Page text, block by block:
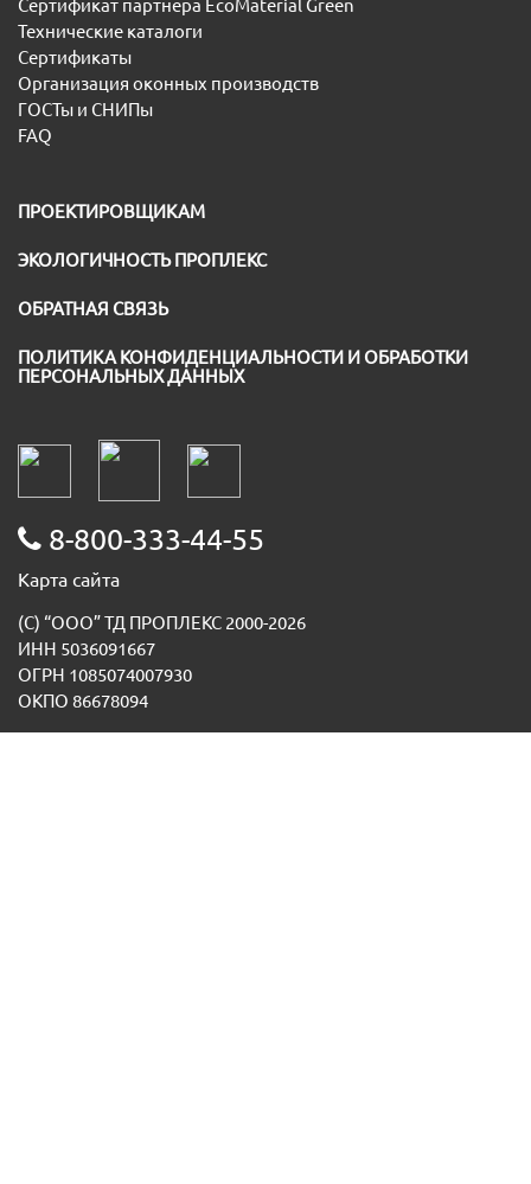
Сертификат партнера EcoMaterial Green
Технические каталоги
Сертификаты
Организация оконных производств
ГОСТы и СНИПы
FAQ
ПРОЕКТИРОВЩИКАМ
ЭКОЛОГИЧНОСТЬ ПРОПЛЕКС
ОБРАТНАЯ СВЯЗЬ
ПОЛИТИКА КОНФИДЕНЦИАЛЬНОСТИ И ОБРАБОТКИ
ПЕРСОНАЛЬНЫХ ДАННЫХ
8-800-333-44-55
Карта сайта
(С) “ООО” ТД ПРОПЛЕКС 2000-2026
ИНН 5036091667
ОГРН 1085074007930
ОКПО 86678094